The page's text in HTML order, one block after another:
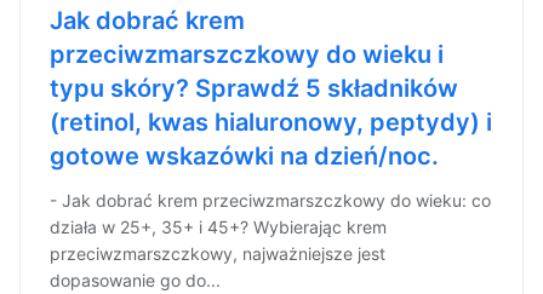
Jak dobrać krem
przeciwzmarszczkowy do wieku i
typu skóry? Sprawdź 5 składników
(retinol, kwas hialuronowy, peptydy) i
gotowe wskazówki na dzień/noc.
- Jak dobrać krem przeciwzmarszczkowy do wieku: co
działa w 25+, 35+ i 45+? Wybierając krem
przeciwzmarszczkowy, najważniejsze jest
dopasowanie go do...